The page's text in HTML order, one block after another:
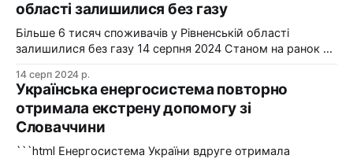
2024-2025 роки. Фото: "Харківобленерго" "АТ
"Харківобленерго&
області залишилися без газу
Більше 6 тисяч споживачів у Рівненській області
залишилися без газу 14 серпня 2024 Станом на ранок 14
області залишилися без газопостачання через
технологічні проблеми. Фото: Рівнегаз Також, в
Сумській області в одному з населених пунктів в
результаті удару керованою авіабомбою пошкоджено
сталевий
14 серп 2024 р.
Українська енергосистема повторно
отримала екстрену допомогу зі
Словаччини
```html Енергосистема України вдруге отримала